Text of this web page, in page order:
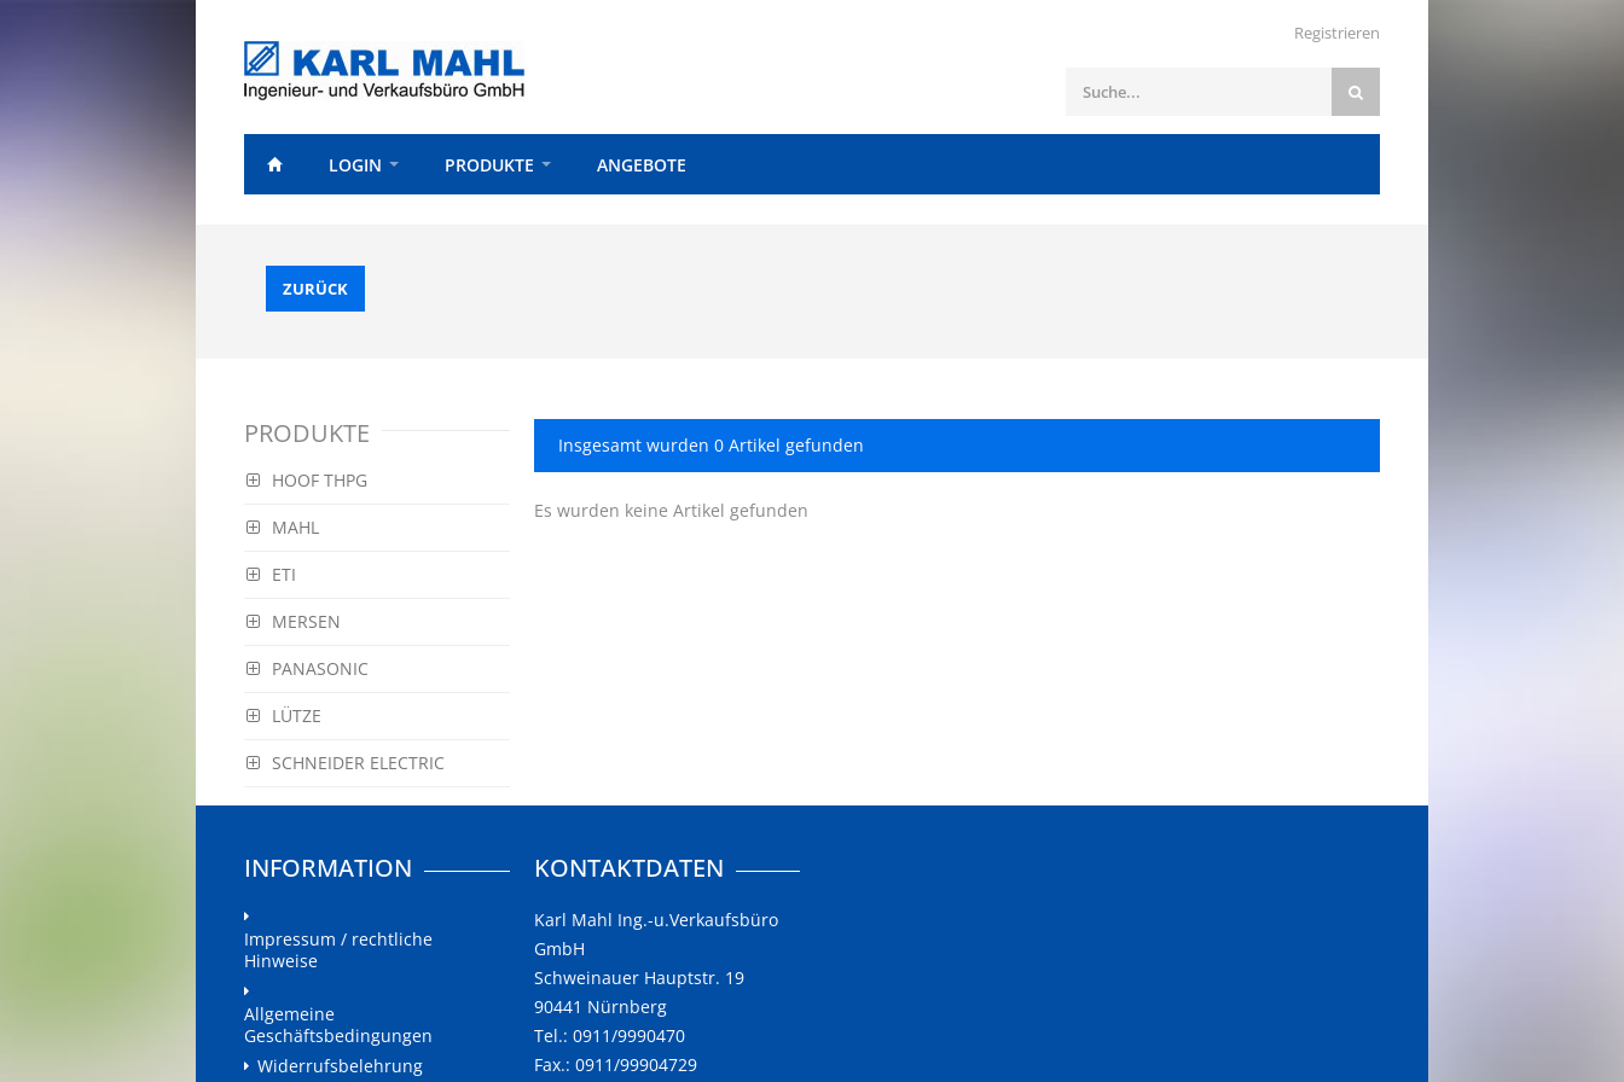
Registrieren
LOGIN PRODUKTE ANGEBOTE
ZURÜCK
PRODUKTE
HOOF THPG
MAHL
ETI
MERSEN
PANASONIC
LÜTZE
SCHNEIDER ELECTRIC
Insgesamt wurden 0 Artikel gefunden
Es wurden keine Artikel gefunden
INFORMATION
Impressum / rechtliche
Hinweise
Allgemeine
Geschäftsbedingungen
Widerrufsbelehrung
KONTAKTDATEN
Karl Mahl Ing.-u.Verkaufsbüro
GmbH
Schweinauer Hauptstr. 19
90441 Nürnberg
Tel.: 0911/9990470
Fax.: 0911/99904729